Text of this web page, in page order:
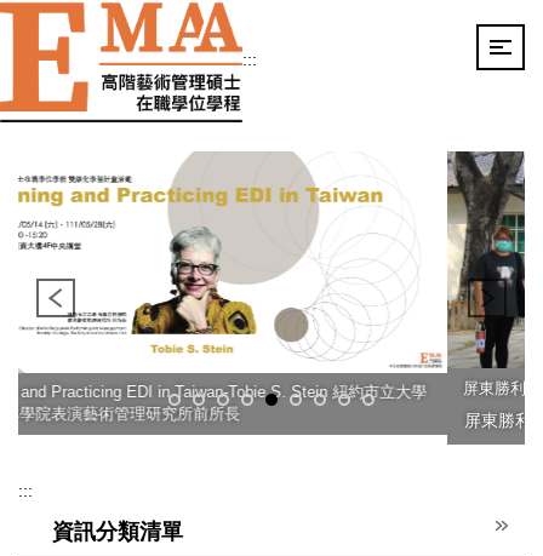
跳
內
:::
屏東勝利星村
屏東勝利星村參訪 (EMAA 師生與Tobie S. Stein 教授)
:::
資訊分類清單